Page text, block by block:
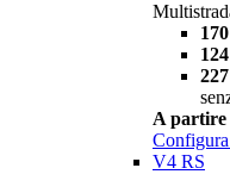
A partire
Configura
V4 RS